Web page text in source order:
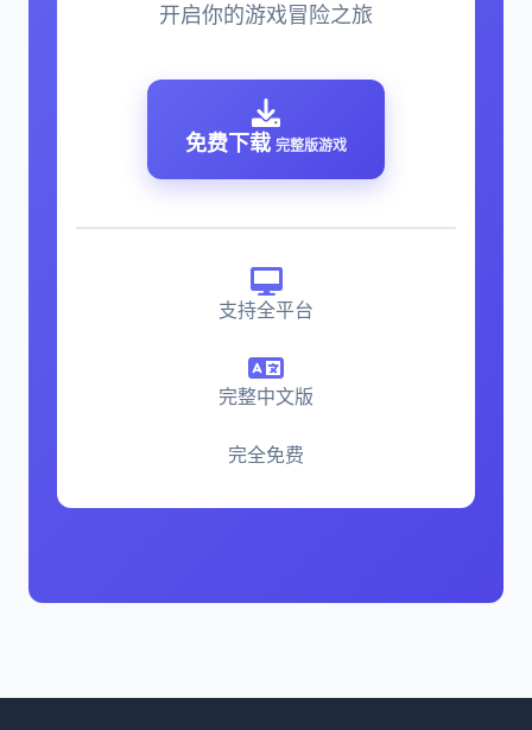
开启你的游戏冒险之旅
免费下载 完整版游戏
支持全平台
完整中文版
完全免费